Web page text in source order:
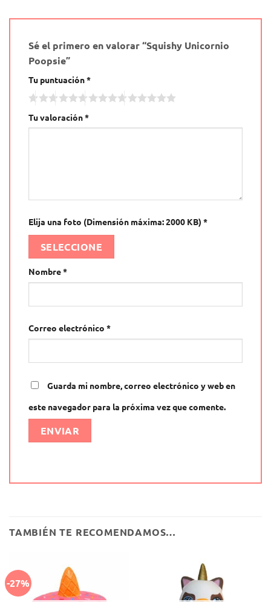
Sé el primero en valorar “Squishy Unicornio
Poopsie”
Tu puntuación*
Tu valoración*
Elija una foto (Dimensión máxima: 2000 KB) *
SELECCIONE
Nombre*
Correo electrónico *
Guarda mi nombre, correo electrónico y web en
este navegador para la próxima vez que comente.
TAMBIÉN TE RECOMENDAMOS…
-27%